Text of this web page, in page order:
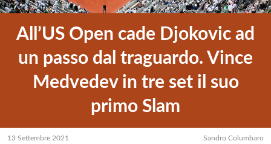
All’US Open cade Djokovic ad
un passo dal traguardo. Vince
Medvedev in tre set il suo
primo Slam
13 Settembre 2021 Sandro Columbaro